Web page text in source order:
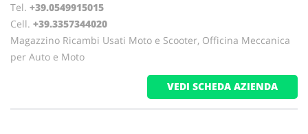
Tel. +39.0549915015
Cell. +39.3357344020
Magazzino Ricambi Usati Moto e Scooter, Officina Meccanica
per Auto e Moto
VEDI SCHEDA AZIENDA